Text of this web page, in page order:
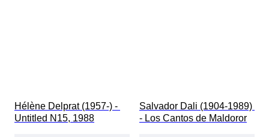
Hélène Delprat (1957-) -
Untitled N15, 1988
Salvador Dali (1904-1989)
- Los Cantos de Maldoror